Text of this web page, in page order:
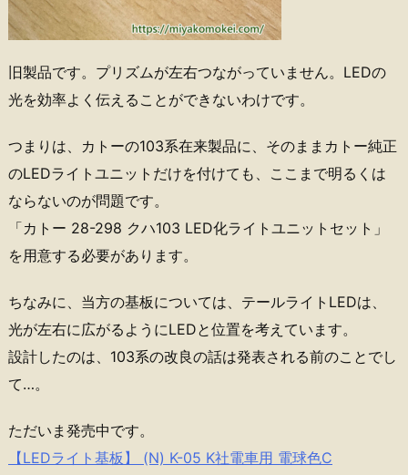
旧製品です。プリズムが左右つながっていません。LEDの
光を効率よく伝えることができないわけです。
つまりは、カトーの103系在来製品に、そのままカトー純正
のLEDライトユニットだけを付けても、ここまで明るくは
ならないのが問題です。
「カトー 28-298 クハ103 LED化ライトユニットセット」
を用意する必要があります。
ちなみに、当方の基板については、テールライトLEDは、
光が左右に広がるようにLEDと位置を考えています。
設計したのは、103系の改良の話は発表される前のことでし
て…。
ただいま発売中です。
【LEDライト基板】 (N) K-05 K社電車用 電球色C